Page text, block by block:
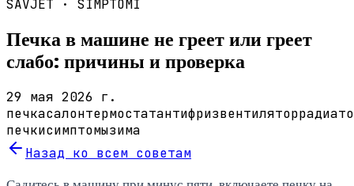
SAVJET · SIMPTOMI
Печка в машине не греет или греет
слабо: причины и проверка
29 мая 2026 г.
печкасалонтермостатантифризвентилятор
печкисимптомызима
Назад ко всем советам